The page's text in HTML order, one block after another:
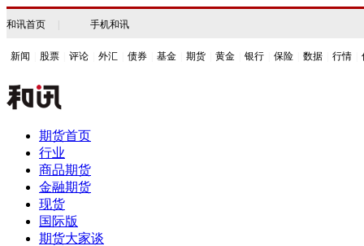
和讯首页 手机和讯
新闻 股票 评论 外汇 债券 基金 期货 黄金 银行 保险 数据 行情
期货首页
行业
商品期货
金融期货
现货
国际版
期货大家谈